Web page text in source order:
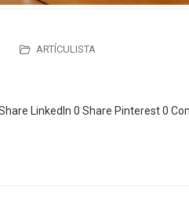
ARTÍCULISTA
LinkedIn 0 Share Pinterest 0